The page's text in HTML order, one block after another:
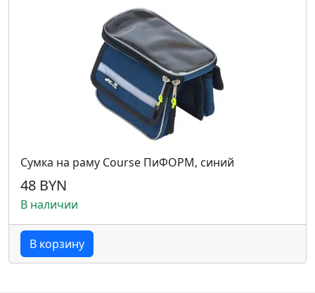
Сумка на раму Course ПиФОРМ, синий
48 BYN
В наличии
В корзину